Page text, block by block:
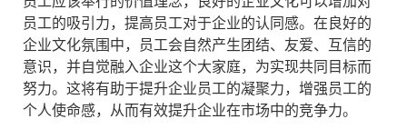
员工的吸引力，提高员工对于企业的认同感。在良好的
企业文化氛围中，员工会自然产生团结、友爱、互信的
意识，并自觉融入企业这个大家庭，为实现共同目标而
努力。这将有助于提升企业员工的凝聚力，增强员工的
个人使命感，从而有效提升企业在市场中的竞争力。